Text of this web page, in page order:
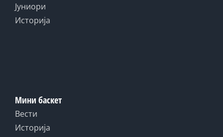
Јуниори
Историја
Мини баскет
Вести
Историја